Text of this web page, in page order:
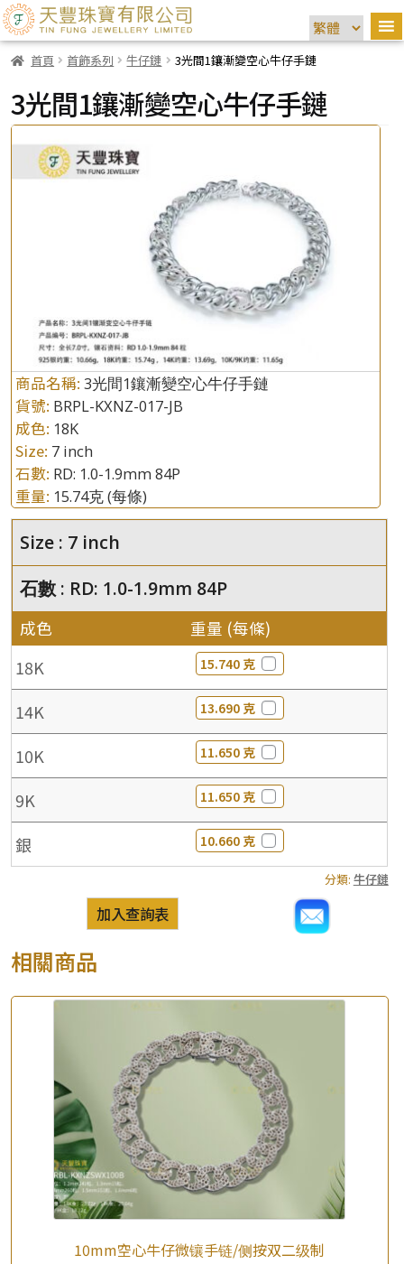
首頁 首飾系列 牛仔鏈 3光間1鑲漸變空心牛仔手鏈
3光間1鑲漸變空心牛仔手鏈
商品名稱: 3光間1鑲漸變空心牛仔手鏈
貨號: BRPL-KXNZ-017-JB
成色: 18K
Size: 7 inch
石數: RD: 1.0-1.9mm 84P
重量: 15.74克(每條)
Size : 7 inch
石數 : RD: 1.0-1.9mm 84P
成色 重量 (每條)
18K 15.740 克
14K 13.690 克
10K 11.650 克
9K 11.650 克
銀 10.660 克
分類: 牛仔鏈
加入查詢表
相關商品
10mm空心牛仔微镶手链/侧按双二级制